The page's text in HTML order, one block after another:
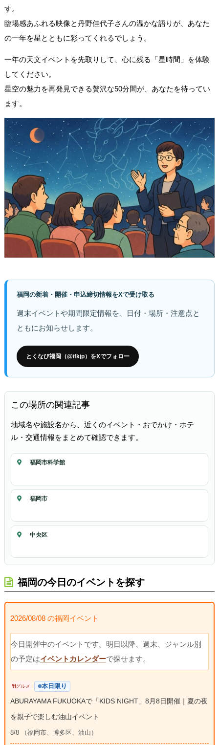
す。
臨場感あふれる映像と丹野佳代子さんの温かな語りが、あなた
の一年を星とともに彩ってくれるでしょう。
一年の天文イベントを先取りして、心に残る「星時間」を体験
してください。
星空の魅力を再発見できる贅沢な50分間が、あなたを待ってい
ます。
福岡の新着・開催・申込締切情報をXで受け取る
週末イベントや期間限定情報を、日付・場所・注意点と
ともにお知らせします。
とくなび福岡（@ifkjp）をXでフォロー
この場所の関連記事
地域名や施設名から、近くのイベント・おでかけ・ホテ
ル・交通情報をまとめて確認できます。
福岡市科学館
福岡市
中央区
福岡の今日のイベントを探す
2026/08/08 の福岡イベント
今日開催中のイベントです。明日以降、週末、ジャンル別
の予定はイベントカレンダーで探せます。
グルメ 本日限り
ABURAYAMA FUKUOKAで「KIDS NIGHT」8月8日開催｜夏の夜
を親子で楽しむ油山イベント
8/8 （福岡市、博多区、油山）